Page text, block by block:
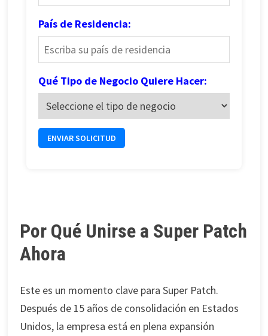
País de Residencia:
Qué Tipo de Negocio Quiere Hacer:
ENVIAR SOLICITUD
Por Qué Unirse a Super Patch
Ahora
Este es un momento clave para Super Patch.
Después de 15 años de consolidación en Estados
Unidos, la empresa está en plena expansión